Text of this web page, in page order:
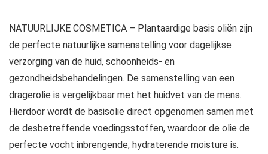
NATUURLIJKE COSMETICA – Plantaardige basis oliën zijn
de perfecte natuurlijke samenstelling voor dagelijkse
verzorging van de huid, schoonheids- en
gezondheidsbehandelingen. De samenstelling van een
dragerolie is vergelijkbaar met het huidvet van de mens.
Hierdoor wordt de basisolie direct opgenomen samen met
de desbetreffende voedingsstoffen, waardoor de olie de
perfecte vocht inbrengende, hydraterende moisture is.